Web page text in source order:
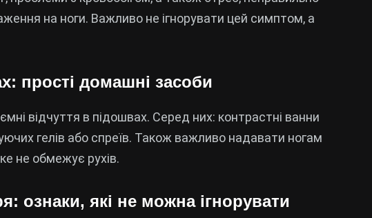
на ноги. Важливо не ігнорувати цей симптом, а
прості домашні засоби
відчуття в підошвах. Серед них: контрастні ванни
гелів або спреїв. Також важливо надавати ногам
не обмежує рухів.
ознаки, які не можна ігнорувати